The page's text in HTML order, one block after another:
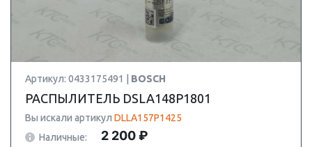
Артикул: 0433175491 | BOSCH
РАСПЫЛИТЕЛЬ DSLA148P1801
Вы искали артикул DLLA157P1425
Наличные:
2 200 ₽